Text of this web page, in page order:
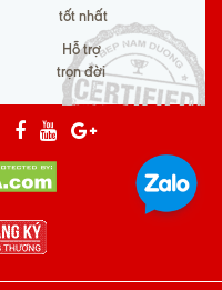
tốt nhất
Hỗ trợ
trọn đời